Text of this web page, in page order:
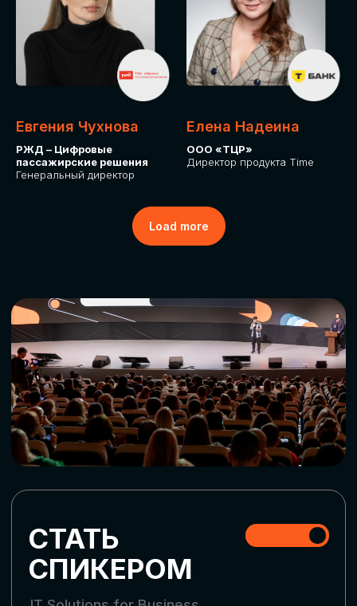
Евгения Чухнова
РЖД – Цифровые
пассажирские решения
Генеральный директор
Елена Надеина
ООО «ТЦР»
Директор продукта Time
Load more